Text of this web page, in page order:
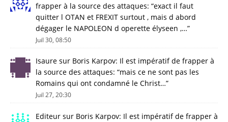
frapper à la source des attaques: “exact il faut
quitter l OTAN et FREXIT surtout , mais d abord
dégager le NAPOLEON d operette élyseen ,…”
Juil 30, 08:50
Isaure sur Boris Karpov: Il est impératif de frapper à
la source des attaques: “mais ce ne sont pas les
Romains qui ont condamné le Christ…”
Juil 27, 20:30
Editeur sur Boris Karpov: Il est impératif de frapper à